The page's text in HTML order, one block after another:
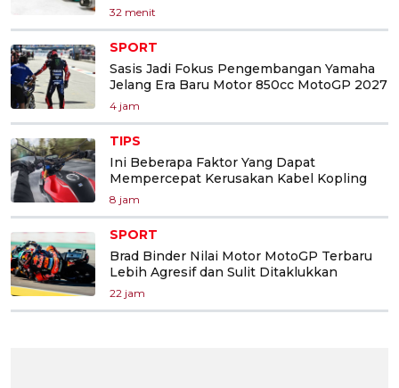
32 menit
SPORT
Sasis Jadi Fokus Pengembangan Yamaha
Jelang Era Baru Motor 850cc MotoGP 2027
4 jam
TIPS
Ini Beberapa Faktor Yang Dapat
Mempercepat Kerusakan Kabel Kopling
8 jam
SPORT
Brad Binder Nilai Motor MotoGP Terbaru
Lebih Agresif dan Sulit Ditaklukkan
22 jam